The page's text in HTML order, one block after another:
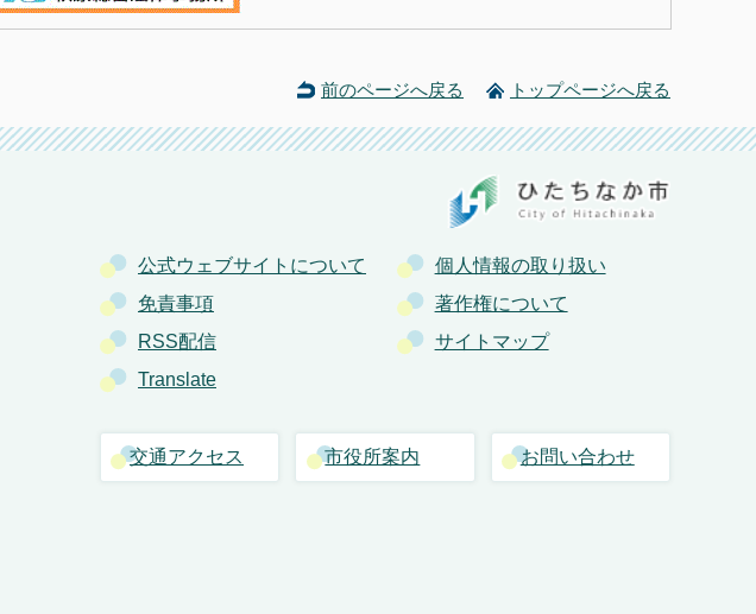
前のページへ戻る トップページへ戻る
公式ウェブサイトについて
個人情報の取り扱い
免責事項
著作権について
RSS配信
サイトマップ
Translate
交通アクセス 市役所案内 お問い合わせ